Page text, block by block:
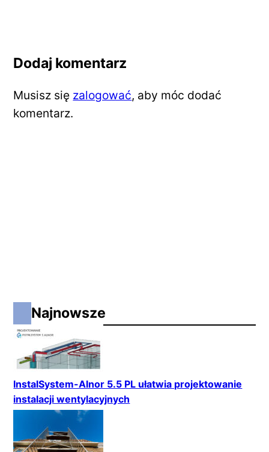
Dodaj komentarz
Musisz się zalogować, aby móc dodać
komentarz.
Najnowsze
InstalSystem-Alnor 5.5 PL ułatwia projektowanie
instalacji wentylacyjnych